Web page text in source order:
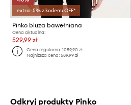
extra -5% z kodem: OFF*
Pinko bluza bawełniana
Cena aktualna:
529,99 zł
Cena regularna:1059,90 zł
Najniższa cena:589,99 zł
Odkryj produkty Pinko